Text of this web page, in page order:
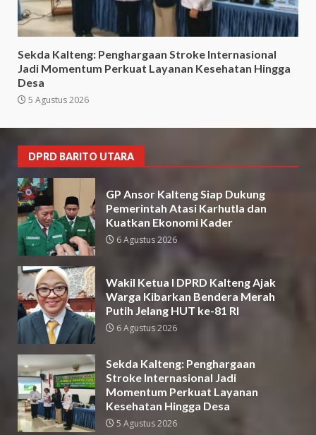
Sekda Kalteng: Penghargaan Stroke Internasional
Jadi Momentum Perkuat Layanan Kesehatan Hingga
Desa
5 Agustus 2026
DPRD BARITO UTARA
GP Ansor Kalteng Siap Dukung
Pemerintah Atasi Karhutla dan
Kuatkan Ekonomi Kader
6 Agustus 2026
Wakil Ketua I DPRD Kalteng Ajak
Warga Kibarkan Bendera Merah
Putih Jelang HUT ke-81 RI
6 Agustus 2026
Sekda Kalteng: Penghargaan
Stroke Internasional Jadi
Momentum Perkuat Layanan
Kesehatan Hingga Desa
5 Agustus 2026